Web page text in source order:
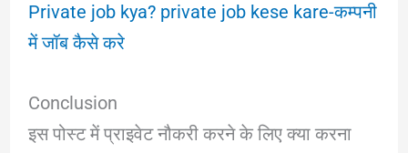
Private job kya? private job kese kare-कम्पनी
में जॉब कैसे करे
Conclusion
इस पोस्ट में प्राइवेट नौकरी करने के लिए क्या करना